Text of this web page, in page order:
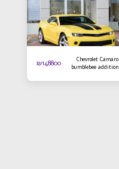
Chevrolet Camaro
bumblebee addition
₪148800